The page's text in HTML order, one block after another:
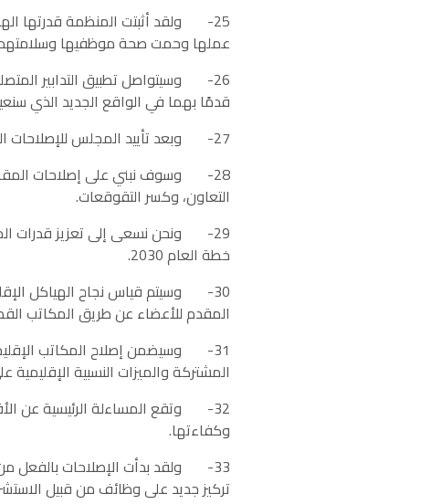
عملها وحمت صحة موظفيها
26- وسيتواصل تطبيق التدابير
قدمًا بهما في الواقع الجديد الذي سنعيشه في
27- وبعد تأييد المجلس للإصلاحات الهيكلية في المقر الرئيسي، بدأ تطبيق التحوّل في الهياكل الإقليمية والإقليمية الفرعية أيضًا.
28- وسوف نبني على إصلاحات المقر
التعاون، وكسر التقوقعات.
خطة العام 2030.
30- وسيتم قياس نجاح الهياكل
المقدم للأعضاء عن طريق المكاتب
31- وسيضمن إصلاح المكاتب
المشتركة والميزات النسبية الإقليمية
32- وتقع المساءلة الرئيسية عن
وكفاءتها.
33- ولقد بدأت الإصلاحات بالفعل
تركيز جديد على وظائف من قبيل